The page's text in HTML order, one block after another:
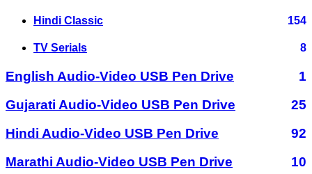
Hindi Classic 154
TV Serials 8
English Audio-Video USB Pen Drive
1
Gujarati Audio-Video USB Pen Drive
25
Hindi Audio-Video USB Pen Drive
92
Marathi Audio-Video USB Pen Drive
10